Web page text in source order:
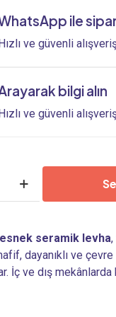
1.814,40₺.
ile
ve güvenli
bilgi alın
ve güvenli
esnek seramik levha
dayanıklı ve
İç ve dış